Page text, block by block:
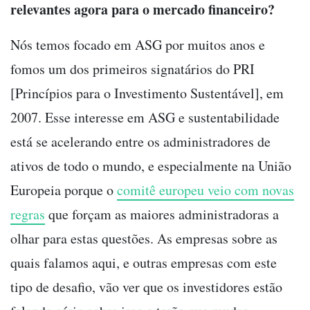
relevantes agora para o mercado financeiro?
Nós temos focado em ASG por muitos anos e
fomos um dos primeiros signatários do PRI
[Princípios para o Investimento Sustentável], em
2007. Esse interesse em ASG e sustentabilidade
está se acelerando entre os administradores de
ativos de todo o mundo, e especialmente na União
Europeia porque ocomitê europeu veio com novas
regras que forçam as maiores administradoras a
olhar para estas questões. As empresas sobre as
quais falamos aqui, e outras empresas com este
tipo de desafio, vão ver que os investidores estão